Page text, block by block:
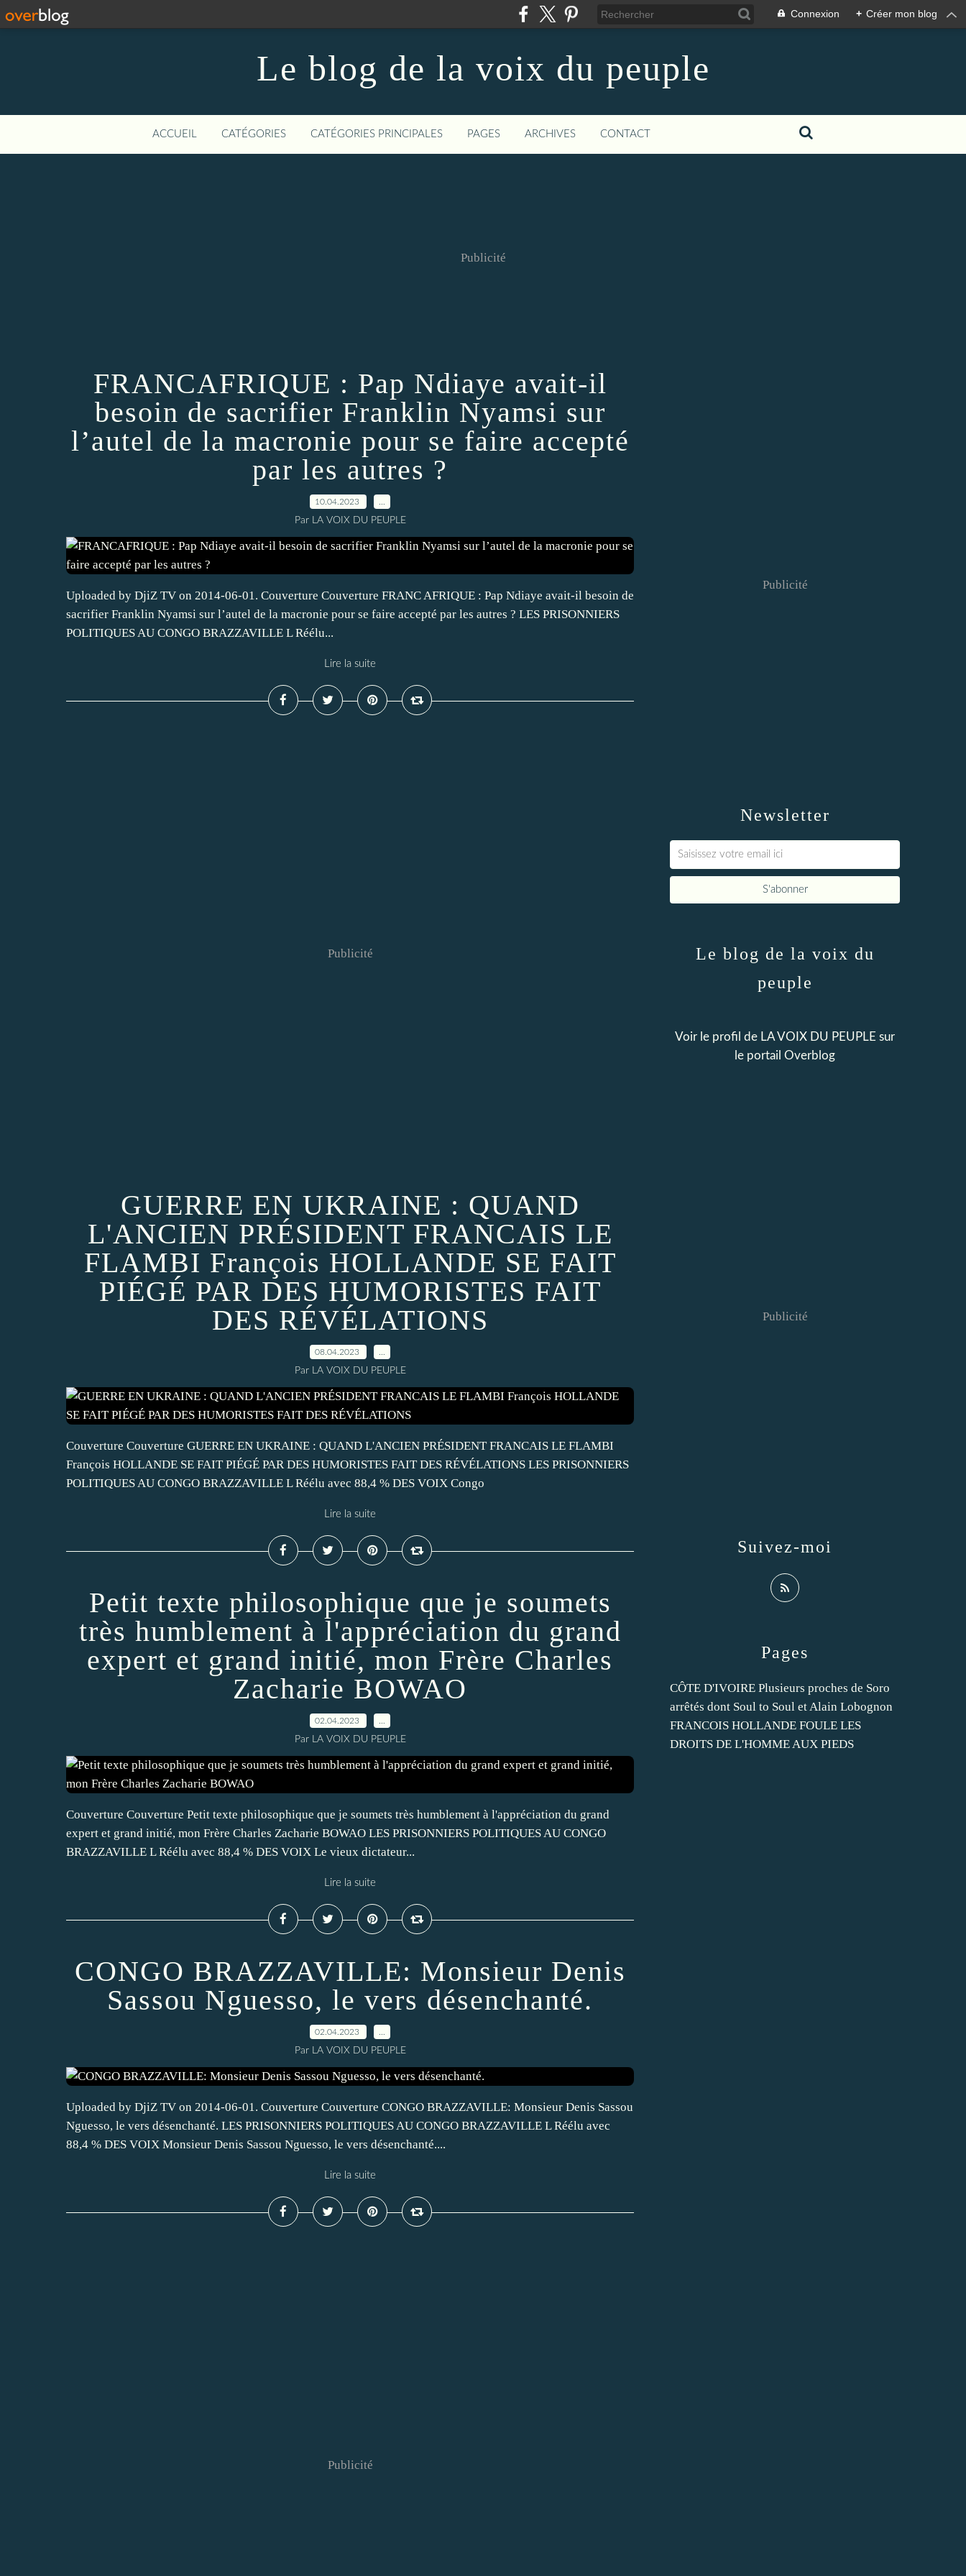
Connexion + Créer mon blog
Le blog de la voix du peuple
ACCUEIL CATÉGORIES CATÉGORIES PRINCIPALES PAGES ARCHIVES CONTACT
Publicité
FRANCAFRIQUE : Pap Ndiaye avait-il
besoin de sacrifier Franklin Nyamsi sur
l’autel de la macronie pour se faire accepté
par les autres ?
10.04.2023
Par LA VOIX DU PEUPLE
Uploaded by DjiZ TV on 2014-06-01. Couverture Couverture FRANC AFRIQUE : Pap Ndiaye avait-il besoin de
sacrifier Franklin Nyamsi sur l’autel de la macronie pour se faire accepté par les autres ? LES PRISONNIERS
POLITIQUES AU CONGO BRAZZAVILLE L Réélu...
Lire la suite
Publicité
GUERRE EN UKRAINE : QUAND
L'ANCIEN PRÉSIDENT FRANCAIS LE
FLAMBI François HOLLANDE SE FAIT
PIÉGÉ PAR DES HUMORISTES FAIT
DES RÉVÉLATIONS
08.04.2023
Par LA VOIX DU PEUPLE
Couverture Couverture GUERRE EN UKRAINE : QUAND L'ANCIEN PRÉSIDENT FRANCAIS LE FLAMBI
François HOLLANDE SE FAIT PIÉGÉ PAR DES HUMORISTES FAIT DES RÉVÉLATIONS LES PRISONNIERS
POLITIQUES AU CONGO BRAZZAVILLE L Réélu avec 88,4 % DES VOIX Congo
Lire la suite
Petit texte philosophique que je soumets
très humblement à l'appréciation du grand
expert et grand initié, mon Frère Charles
Zacharie BOWAO
02.04.2023
Par LA VOIX DU PEUPLE
Couverture Couverture Petit texte philosophique que je soumets très humblement à l'appréciation du grand
expert et grand initié, mon Frère Charles Zacharie BOWAO LES PRISONNIERS POLITIQUES AU CONGO
BRAZZAVILLE L Réélu avec 88,4 % DES VOIX Le vieux dictateur...
Lire la suite
CONGO BRAZZAVILLE: Monsieur Denis
Sassou Nguesso, le vers désenchanté.
02.04.2023
Par LA VOIX DU PEUPLE
Uploaded by DjiZ TV on 2014-06-01. Couverture Couverture CONGO BRAZZAVILLE: Monsieur Denis Sassou
Nguesso, le vers désenchanté. LES PRISONNIERS POLITIQUES AU CONGO BRAZZAVILLE L Réélu avec
88,4 % DES VOIX Monsieur Denis Sassou Nguesso, le vers désenchanté....
Lire la suite
Publicité
Newsletter
Publicité
Pages
CÔTE D'IVOIRE Plusieurs proches de Soro
arrêtés dont Soul to Soul et Alain Lobognon
FRANCOIS HOLLANDE FOULE LES
DROITS DE L'HOMME AUX PIEDS
Le blog de la voix du
peuple
Voir le profil de LA VOIX DU PEUPLE sur
le portail Overblog
Suivez-moi
Publicité